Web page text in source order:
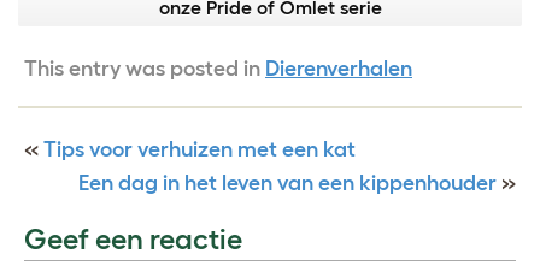
onze Pride of Omlet serie
This entry was posted in Dierenverhalen
« Tips voor verhuizen met een kat
Een dag in het leven van een kippenhouder »
Geef een reactie